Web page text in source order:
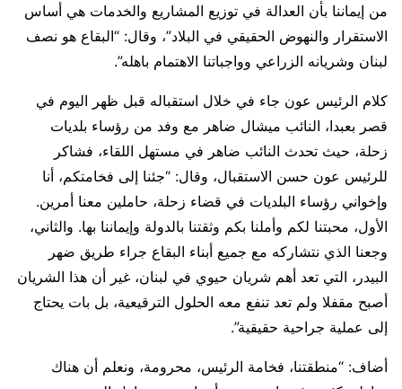
من إيماننا بأن العدالة في توزيع المشاريع والخدمات هي أساس
الاستقرار والنهوض الحقيقي في البلاد”، وقال: “البقاع هو نصف
لبنان وشريانه الزراعي وواجباتنا الاهتمام باهله”.
كلام الرئيس عون جاء في خلال استقباله قبل ظهر اليوم في
قصر بعبدا، النائب ميشال ضاهر مع وفد من رؤساء بلديات
زحلة، حيث تحدث النائب ضاهر في مستهل اللقاء، فشاكر
للرئيس عون حسن الاستقبال، وقال: “جئنا إلى فخامتكم، أنا
وإخواني رؤساء البلديات في قضاء زحلة، حاملين معنا أمرين.
الأول، محبتنا لكم وأملنا بكم وثقتنا بالدولة وإيماننا بها. والثاني،
وجعنا الذي نتشاركه مع جميع أبناء البقاع جراء طريق ضهر
البيدر، التي تعد أهم شريان حيوي في لبنان، غير أن هذا الشريان
أصبح مقفلا ولم تعد تنفع معه الحلول الترقيعية، بل بات يحتاج
إلى عملية جراحية حقيقية”.
أضاف: “منطقتنا، فخامة الرئيس، محرومة، ونعلم أن هناك